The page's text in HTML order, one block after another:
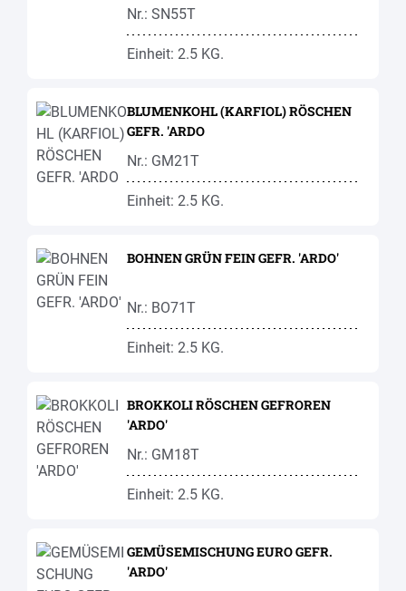
Nr.: SN55T
Einheit: 2.5 KG.
BLUMENKOHL (KARFIOL) RÖSCHEN
GEFR. 'ARDO
Nr.: GM21T
Einheit: 2.5 KG.
BOHNEN GRÜN FEIN GEFR. 'ARDO'
Nr.: BO71T
Einheit: 2.5 KG.
BROKKOLI RÖSCHEN GEFROREN
'ARDO'
Nr.: GM18T
Einheit: 2.5 KG.
GEMÜSEMISCHUNG EURO GEFR.
'ARDO'